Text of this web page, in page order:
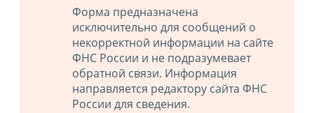
Форма предназначена
исключительно для сообщений о
некорректной информации на сайте
ФНС России и не подразумевает
обратной связи. Информация
направляется редактору сайта ФНС
России для сведения.